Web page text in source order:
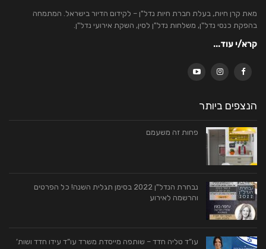
מאת קרן חיות, בעלת חברת חיות נדל"ן – לקידום הדיור בישראל. המתמחה
בהפקת כנסי נדל"ן, משלחות נדל"ן לסין, השקת אירועי נדל"ן.
קרא/י עוד...
הנצפים ביותר
פחות זה משעמם
נבחרת הנדל"ן 2022 בסימן תגלית השנה! כל הפרטים
והרשמה לאירוע
עו”ד טליה חדד – שותפה מייסדת משרד עו”ד עידו חדד ושות’